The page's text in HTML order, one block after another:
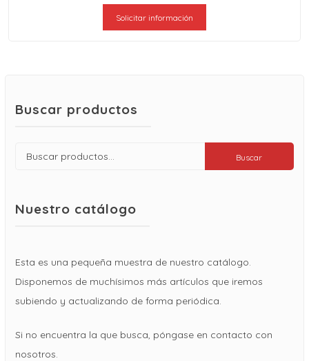
Solicitar información
Buscar productos
Buscar
Buscar
Nuestro catálogo
Esta es una pequeña muestra de nuestro catálogo.
Disponemos de muchísimos más artículos que iremos
subiendo y actualizando de forma periódica.
Si no encuentra la que busca, póngase en contacto con
nosotros.